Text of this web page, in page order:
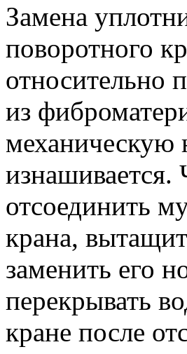
Замена
поворотного
относительно
из
механическую
отсоединить
крана,
заменить его
перекрывать
кране после